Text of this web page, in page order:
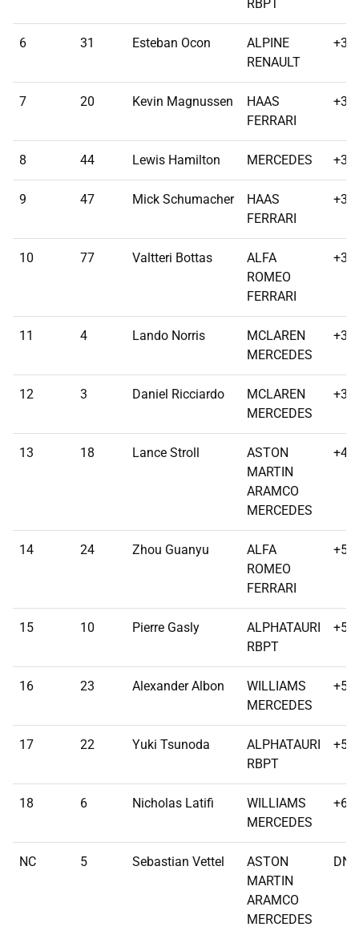
RBPT
6 31 Esteban Ocon
ALPINE
RENAULT
7 20 Kevin Magnussen
HAAS
FERRARI
8 44 Lewis Hamilton MERCEDES
9 47 Mick Schumacher
HAAS
FERRARI
10 77 Valtteri Bottas
ALFA
ROMEO
FERRARI
11 4 Lando Norris
MCLAREN
MERCEDES
12 3 Daniel Ricciardo
MCLAREN
MERCEDES
13 18 Lance Stroll
ASTON
MARTIN
ARAMCO
MERCEDES
14 24 Zhou Guanyu
ALFA
ROMEO
FERRARI
15 10 Pierre Gasly
ALPHATAURI
RBPT
16 23 Alexander Albon
WILLIAMS
MERCEDES
17 22 Yuki Tsunoda
ALPHATAURI
RBPT
18 6 Nicholas Latifi
WILLIAMS
MERCEDES
NC 5 Sebastian Vettel
ASTON
MARTIN
ARAMCO
MERCEDES
DNF